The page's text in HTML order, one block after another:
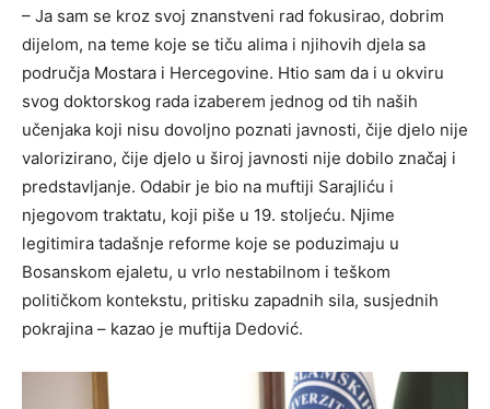
– Ja sam se kroz svoj znanstveni rad fokusirao, dobrim
dijelom, na teme koje se tiču alima i njihovih djela sa
područja Mostara i Hercegovine. Htio sam da i u okviru
svog doktorskog rada izaberem jednog od tih naših
učenjaka koji nisu dovoljno poznati javnosti, čije djelo nije
valorizirano, čije djelo u široj javnosti nije dobilo značaj i
predstavljanje. Odabir je bio na muftiji Sarajliću i
njegovom traktatu, koji piše u 19. stoljeću. Njime
legitimira tadašnje reforme koje se poduzimaju u
Bosanskom ejaletu, u vrlo nestabilnom i teškom
političkom kontekstu, pritisku zapadnih sila, susjednih
pokrajina – kazao je muftija Dedović.